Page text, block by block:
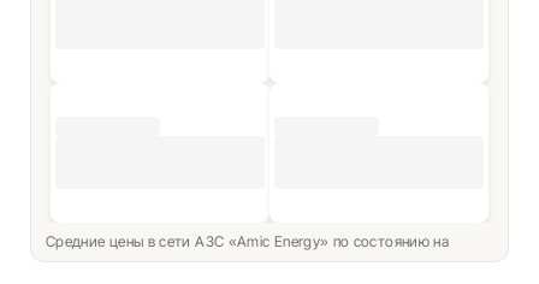
Средние цены в сети АЗС «Amic Energy» по состоянию на